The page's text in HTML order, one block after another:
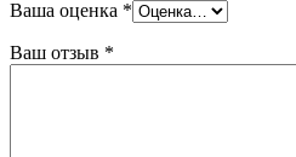
Ваша оценка *
Ваш отзыв *